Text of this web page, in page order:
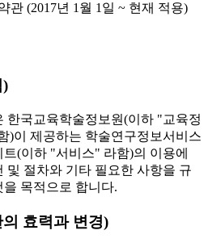
관 (2017년 1월 1일 ~ 현재 적용)
)
한국교육학술정보원(이하 "교육정
)이 제공하는 학술연구정보서비스
트(이하 "서비스" 라함)의 이용에
및 절차와 기타 필요한 사항을 규
을 목적으로 합니다.
효력과 변경)